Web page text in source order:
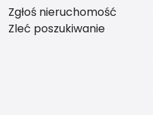
Zgłoś nieruchomość
Zleć poszukiwanie